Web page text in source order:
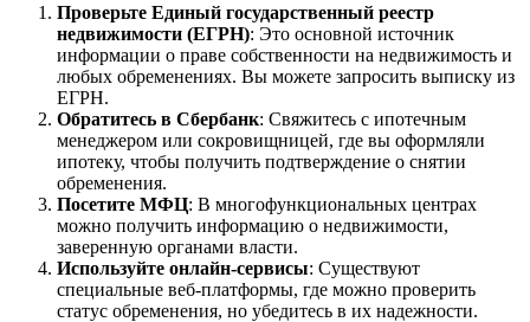
Проверьте Единый государственный реестр
недвижимости (ЕГРН): Это основной источник
информации о праве собственности на недвижимость и
любых обременениях. Вы можете запросить выписку из
ЕГРН.
Обратитесь в Сбербанк: Свяжитесь с ипотечным
менеджером или сокровищницей, где вы оформляли
ипотеку, чтобы получить подтверждение о снятии
обременения.
Посетите МФЦ: В многофункциональных центрах
можно получить информацию о недвижимости,
заверенную органами власти.
Используйте онлайн-сервисы: Существуют
специальные веб-платформы, где можно проверить
статус обременения, но убедитесь в их надежности.